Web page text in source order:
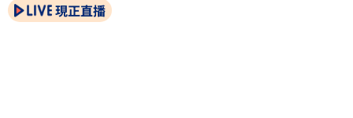
現正直播